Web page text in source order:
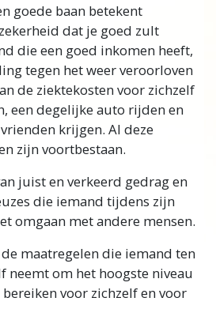
een bruikbare
conditie voor elk deel
en hij zette de
om die te verbeteren.
omdat ze gebaseerd
van het leven.
cursus zult leren, zul je
om jezelf te helpen, en
familie, je zakelijke
de hele gemeenschap.
aantekening
bestuderen van deze
goede baan betekent
dat je goed zult
die een goed inkomen heeft,
tegen het weer veroorloven
de ziektekosten voor zichzelf
een degelijke auto rijden en
krijgen. Al deze
zijn voortbestaan.
juist en verkeerd gedrag en
die iemand tijdens zijn
omgaan met andere mensen.
maatregelen die iemand ten
neemt om het hoogste niveau
voor zichzelf en voor